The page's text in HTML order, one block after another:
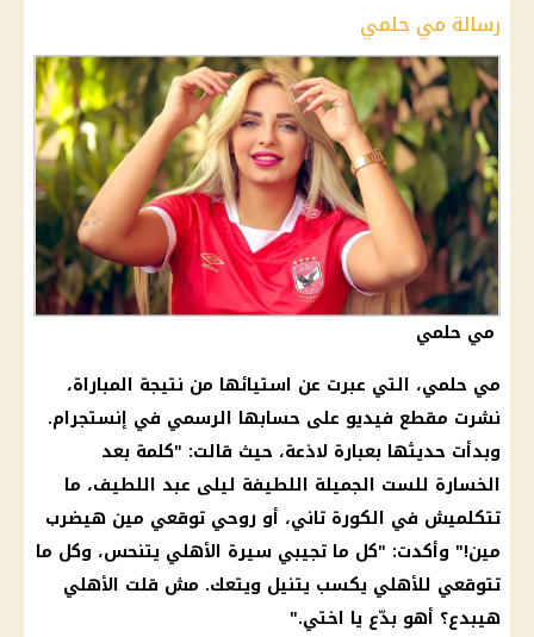
رسالة مي حلمي
مي حلمي
مي حلمي، التي عبرت عن استيائها من نتيجة المباراة،
نشرت مقطع فيديو على حسابها الرسمي في إنستجرام.
وبدأت حديثها بعبارة لاذعة، حيث قالت: "كلمة بعد
الخسارة للست الجميلة اللطيفة ليلى عبد اللطيف، ما
تتكلميش في الكورة تاني، أو روحي توقعي مين هيضرب
مين!" وأكدت: "كل ما تجيبي سيرة الأهلي يتنحس، وكل ما
تتوقعي للأهلي يكسب يتنيل ويتعك. مش قلت الأهلي
هيبدع؟ أهو بدّع يا اختي."